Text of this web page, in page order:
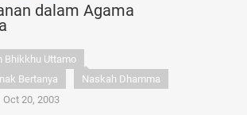
dalam Agama
Bhikkhu Uttamo
Bertanya
Naskah Dhamma
Oct 20, 2003